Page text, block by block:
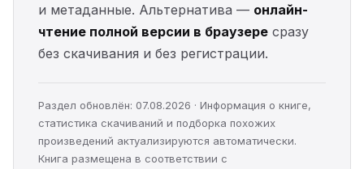
и метаданные. Альтернатива — онлайн-
чтение полной версии в браузере сразу
без скачивания и без регистрации.
Раздел обновлён: 07.08.2026 · Информация о книге,
статистика скачиваний и подборка похожих
произведений актуализируются автоматически.
Книга размещена в соответствии с